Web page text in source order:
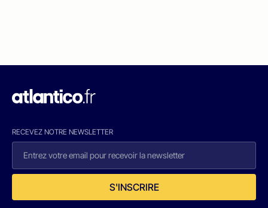
RECEVEZ NOTRE NEWSLETTER
S'INSCRIRE